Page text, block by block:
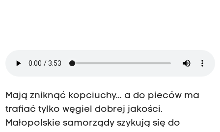
Mają zniknąć kopciuchy... a do pieców ma
trafiać tylko węgiel dobrej jakości.
Małopolskie samorządy szykują się do